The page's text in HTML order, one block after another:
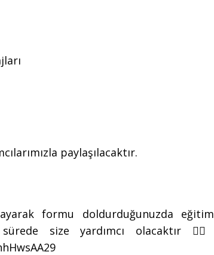
paylaşılacaktır.
formu doldurduğunuzda eğitim
size yardımcı olacaktır 👉🏻